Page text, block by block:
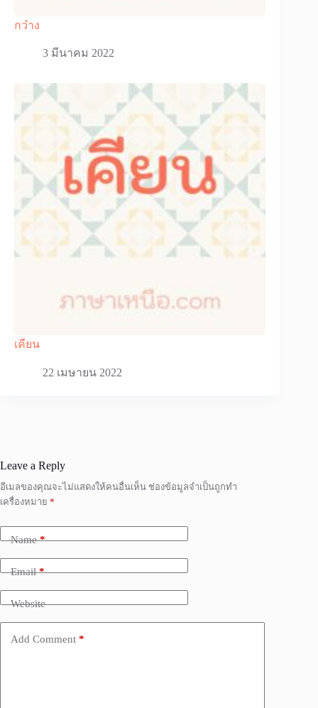
กว๋าง
3 มีนาคม 2022
เคียน
22 เมษายน 2022
Leave a Reply
อีเมลของคุณจะไม่แสดงให้คนอื่นเห็น ช่องข้อมูลจำเป็นถูกทำ
เครื่องหมาย *
Name*
Email*
Website
Add Comment *